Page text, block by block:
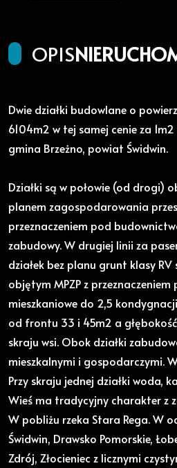
OPIS
Dwie działki budowlane o
6104m2 w tej samej cenie za
gmina Brzeżno, powiat Świdwin.
Działki są w połowie (od drogi)
planem zagospodarowania
przeznaczeniem pod
zabudowy. W drugiej linii za
działek bez planu grunt klasy
objętym MPZP z
mieszkaniowe do 2,5
od frontu 33 i 45m2 a głębokość
skraju wsi. Obok działki
mieszkalnymi i gospodarczymi.
Przy skraju jednej działki woda,
Wieś ma tradycyjny charakter z
W pobliżu rzeka Stara Rega. W
Świdwin, Drawsko Pomorskie,
Zdrój, Złocieniec z licznymi